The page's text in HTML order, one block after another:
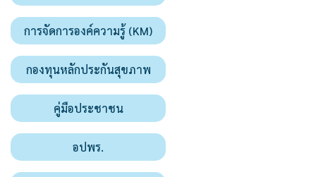
การจัดการองค์ความรู้ (KM)
กองทุนหลักประกันสุขภาพ
คู่มือประชาชน
อปพร.